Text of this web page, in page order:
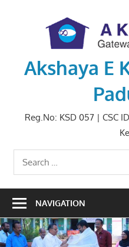
Akshaya E
Reg.No: KSD 057 | CSC
Search
for:
NAVIGATION